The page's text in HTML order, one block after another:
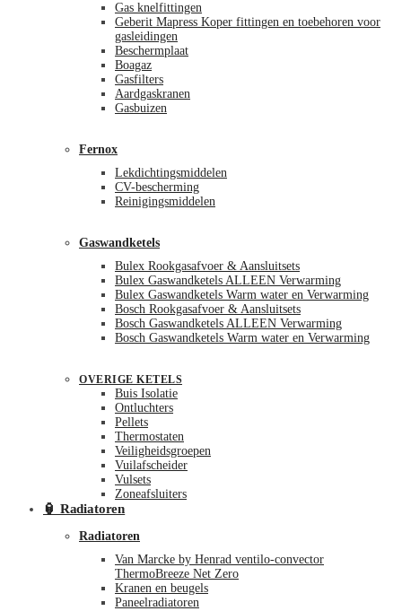
Gas knelfittingen
Geberit Mapress Koper fittingen en toebehoren voor
gasleidingen
Beschermplaat
Boagaz
Gasfilters
Aardgaskranen
Gasbuizen
Fernox
Lekdichtingsmiddelen
CV-bescherming
Reinigingsmiddelen
Gaswandketels
Bulex Rookgasafvoer & Aansluitsets
Bulex Gaswandketels ALLEEN Verwarming
Bulex Gaswandketels Warm water en Verwarming
Bosch Rookgasafvoer & Aansluitsets
Bosch Gaswandketels ALLEEN Verwarming
Bosch Gaswandketels Warm water en Verwarming
OVERIGE KETELS
Buis Isolatie
Ontluchters
Pellets
Thermostaten
Veiligheidsgroepen
Vuilafscheider
Vulsets
Zoneafsluiters
🏮 Radiatoren
Radiatoren
Van Marcke by Henrad ventilo-convector
ThermoBreeze Net Zero
Kranen en beugels
Paneelradiatoren